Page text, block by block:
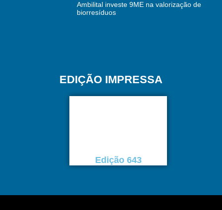
Ambilital investe 9ME na valorização de
biorresíduos
EDIÇÃO IMPRESSA
Edição 643